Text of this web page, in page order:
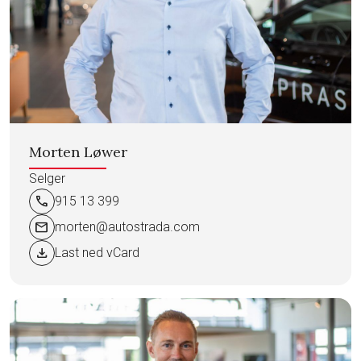
Morten Løwer
Selger
call 915 13 399
mail morten@autostrada.com
download Last ned vCard